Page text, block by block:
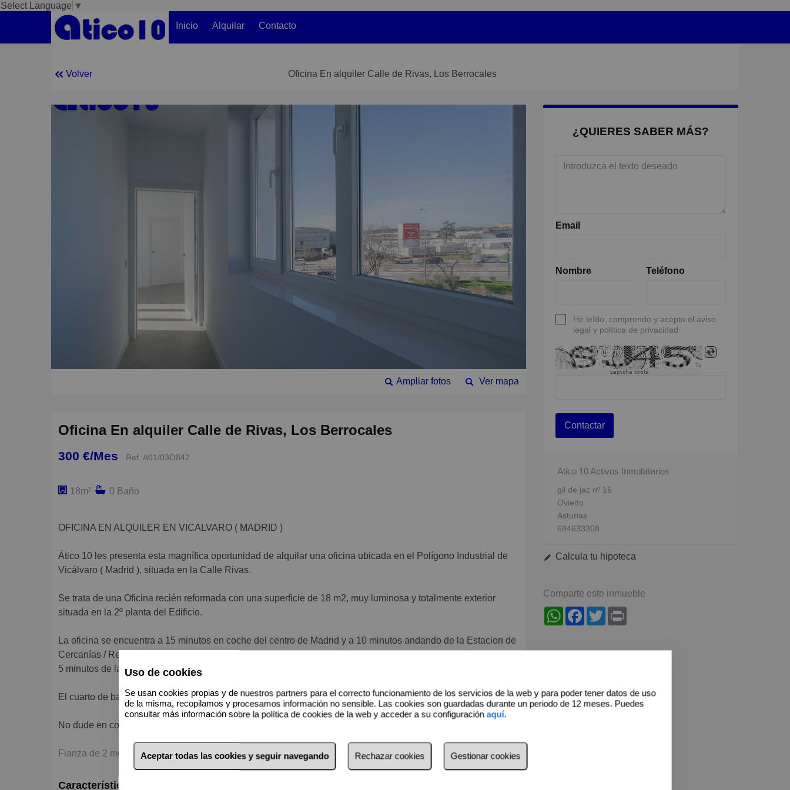
Select Language ▼
Inicio
Alquilar Contacto
Volver Oficina En alquiler Calle de Rivas, Los Berrocales
Ver mapa
Ampliar fotos
Oficina En alquiler Calle de Rivas, Los Berrocales
300 €/Mes Ref. A01/03O842
18m² 0 Baño
OFICINA EN ALQUILER EN VICALVARO ( MADRID )
Ático 10 les presenta esta magnífica oportunidad de alquilar una oficina ubicada en el Polígono Industrial de
Vicálvaro ( Madrid ), situada en la Calle Rivas.
Se trata de una Oficina recién reformada con una superficie de 18 m2, muy luminosa y totalmente exterior
situada en la 2º planta del Edificio.
La oficina se encuentra a 15 minutos en coche del centro de Madrid y a 10 minutos andando de la Estacion de
Cercanías / Renfe de “ VICALVARO “ y de la Estacion de Metro “ PUERTA DE ARGANDA “, además de estar a
5 minutos de la carretera M-45 y de la R-3
El cuarto de baño se encuentra en las zonas comunes de la planta del Edificio.
No dude en contactarnos para organizar una visita.
Fianza de 2 meses
Características básicas
¿QUIERES SABER MÁS?
Email
Nombre Teléfono
He leído, comprendo y acepto el aviso
legal y política de privacidad
captcha tools
Contactar
Atico 10 Activos Inmobiliarios
gil de jaz nº 16
Oviedo
Asturias
684633308
Calcula tu hipoteca
Comparte este inmueble
WhatsAppFacebook
Twitter
Uso de cookies
Se usan cookies propias y de nuestros partners para el correcto funcionamiento de los servicios de la web y para poder tener datos de uso
de la misma, recopilamos y procesamos información no sensible. Las cookies son guardadas durante un periodo de 12 meses. Puedes
consultar más información sobre la política de cookies de la web y acceder a su configuraciónaquí.
Aceptar todas las cookies y seguir navegando Rechazar cookies Gestionar cookies